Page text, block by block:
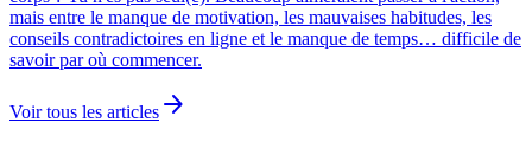
mais entre le manque de motivation, les mauvaises habitudes, les
conseils contradictoires en ligne et le manque de temps… difficile de
savoir par où commencer.
Voir tous les articles arrow_forward